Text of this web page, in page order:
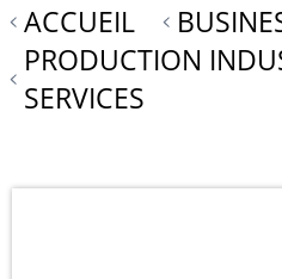
ACCUEIL
PRODUCTION
SERVICES